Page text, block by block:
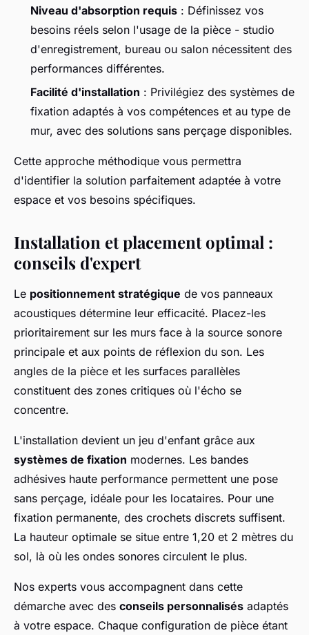
Niveau d'absorption requis : Définissez vos
besoins réels selon l'usage de la pièce - studio
d'enregistrement, bureau ou salon nécessitent des
performances différentes.
Facilité d'installation : Privilégiez des systèmes de
fixation adaptés à vos compétences et au type de
mur, avec des solutions sans perçage disponibles.
Cette approche méthodique vous permettra
d'identifier la solution parfaitement adaptée à votre
espace et vos besoins spécifiques.
Installation et placement optimal :
conseils d'expert
Le positionnement stratégique de vos panneaux
acoustiques détermine leur efficacité. Placez-les
prioritairement sur les murs face à la source sonore
principale et aux points de réflexion du son. Les
angles de la pièce et les surfaces parallèles
constituent des zones critiques où l'écho se
concentre.
L'installation devient un jeu d'enfant grâce aux
systèmes de fixation modernes. Les bandes
adhésives haute performance permettent une pose
sans perçage, idéale pour les locataires. Pour une
fixation permanente, des crochets discrets suffisent.
La hauteur optimale se situe entre 1,20 et 2 mètres du
sol, là où les ondes sonores circulent le plus.
Nos experts vous accompagnent dans cette
démarche avec des conseils personnalisés adaptés
à votre espace. Chaque configuration de pièce étant